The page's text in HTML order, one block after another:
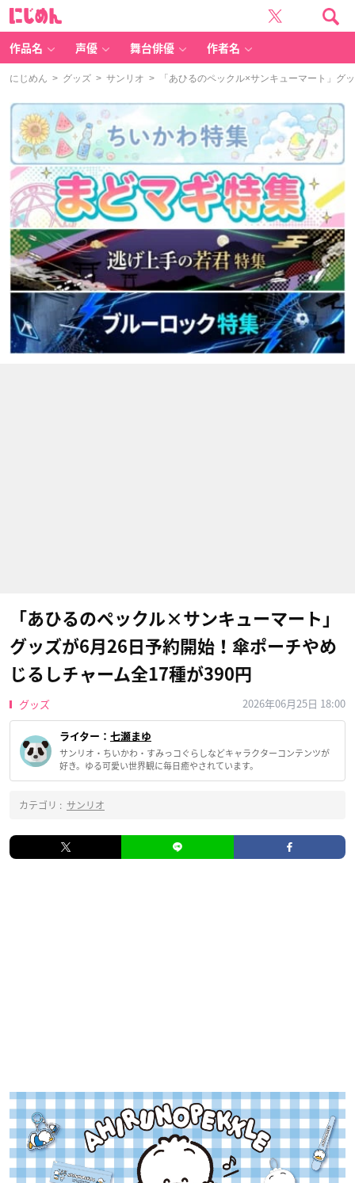
作品名 声優 舞台俳優 作者名
にじめん > グッズ > サンリオ > 「あひるのペックル×サンキューマート」グ
「あひるのペックル×サンキューマート」
グッズが6月26日予約開始！傘ポーチやめ
じるしチャーム全17種が390円
グッズ 2026年06月25日 18:00
ライター： 七瀬まゆ
サンリオ・ちいかわ・すみっコぐらしなどキャラクターコンテンツが
好き。ゆる可愛い世界観に毎日癒やされています。
カテゴリ : サンリオ